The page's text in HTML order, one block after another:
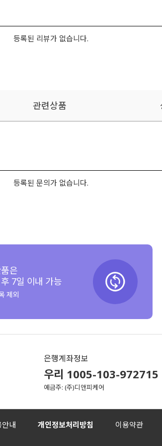
등록된 리뷰가 없습니다.
관련상품
등록된 문의가 없습니다.
은
7일 이내 가능
제외
은행계좌정보
우리 1005-103-972715
예금주: (주)디앤피케어
안내 개인정보처리방침 이용약관